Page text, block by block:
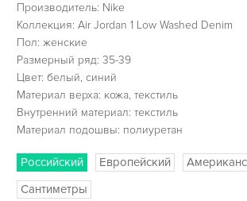
Производитель: Nike
Коллекция: Air Jordan 1 Low Washed Denim
Пол: женские
Размерный ряд: 35-39
Цвет: белый, синий
Материал верха: кожа, текстиль
Внутренний материал: текстиль
Материал подошвы: полиуретан
Российский Европейский
Сантиметры